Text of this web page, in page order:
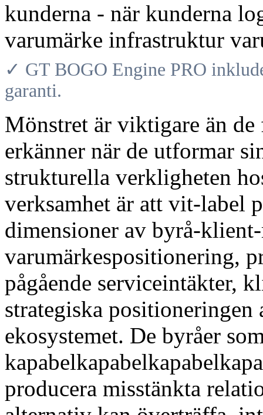
kunderna - när kunderna
varumärke infrastruktur
✓ GT BOGO Engine PRO
garanti.
Mönstret är viktigare än de
erkänner när de utformar
strukturella verkligheten
verksamhet är att vit-label
dimensioner av byrå-
varumärkespositionering,
pågående serviceintäkter,
strategiska
ekosystemet. De byråer
producera misstänkta